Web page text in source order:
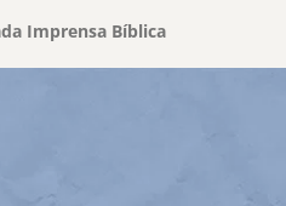
Imprensa Bíblica